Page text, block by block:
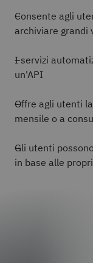
Consente agli
archiviare grandi
I servizi
un'API
Offre agli utenti
mensile o a
Gli utenti
in base alle